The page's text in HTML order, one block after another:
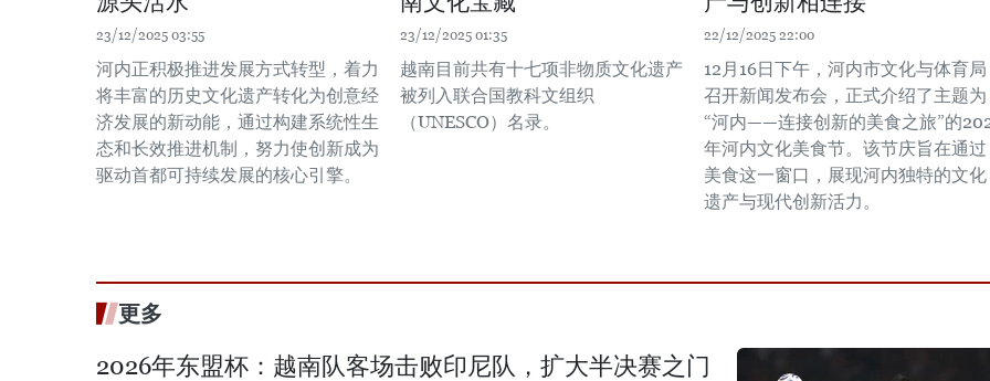
23/12/2025 03:55
河内正积极推进发展方式转型，着力
将丰富的历史文化遗产转化为创意经
济发展的新动能，通过构建系统性生
态和长效推进机制，努力使创新成为
驱动首都可持续发展的核心引擎。
23/12/2025 01:35
越南目前共有十七项非物质文化遗产
被列入联合国教科文组织
（UNESCO）名录。
22/12/2025 22:00
12月16日下午，河内市文化与体育局
召开新闻发布会，正式介绍了主题为
“河内——连接创新的美食之旅”的
年河内文化美食节。该节庆旨在通过
美食这一窗口，展现河内独特的文化
遗产与现代创新活力。
更多
2026年东盟杯：越南队客场击败印尼队，扩大半决赛之门